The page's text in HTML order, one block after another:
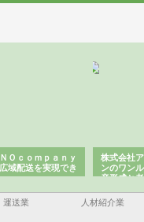
Ｏｃｏｍｐａｎｙ
域配送を実現でき
株式会社
ンのワン
産形成と
運送業 人材紹介業